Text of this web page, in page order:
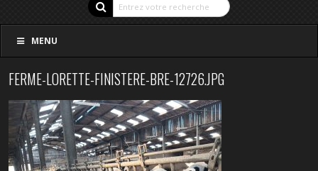
MENU
FERME-LORETTE-FINISTERE-BRE-12726.JPG